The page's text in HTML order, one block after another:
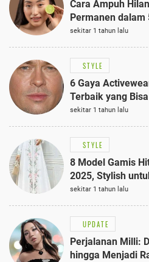
Cara Ampuh
Permanen
sekitar 1 tahun lalu
STYLE
6 Gaya
Terbaik yang
sekitar 1 tahun lalu
STYLE
8 Model Gamis
2025, Stylish
Semi-Formal
sekitar 1 tahun lalu
UPDATE
Perjalanan Milli:
hingga Menjadi